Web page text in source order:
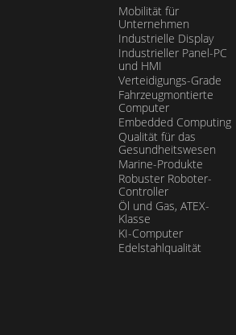
Mobilität für
Unternehmen
Industrielle Display
Industrieller Panel-PC
und HMI
Verteidigungs-Grade
Fahrzeugmontierte
Computer
Embedded Computing
Qualität für das
Gesundheitswesen
Marine-Produkte
Robuster Roboter-
Controller
Öl und Gas, ATEX-
Klasse
KI-Computer
Edelstahlqualität